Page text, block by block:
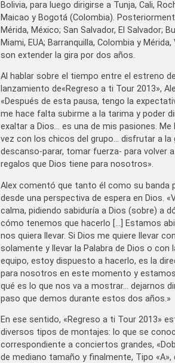
Bolivia, para luego dirigirse a Tunja, Cali,
Maicao y Bogotá (Colombia).
Mérida, México; San Salvador, El Salvador;
Miami, EUA; Barranquilla, Colombia y
son extender la gira por dos años.
Al hablar sobre el tiempo entre el estreno
lanzamiento de«Regreso a ti Tour 2013»,
«Después de esta pausa, tengo la
me hace falta subirme a la tarima y poder
exaltar a Dios… es una de mis pasiones.
vez con los chicos del grupo… disfrutar a la
descanso-parar, tomar fuerza- para volver
regalos que Dios tiene para nosotros».
Alex comentó que tanto él como su banda
desde una perspectiva de espera en Dios.
calma, pidiendo sabiduría a Dios (sobre) a
cómo tenemos que hacerlo […] Estamos
nos quiera llevar. Si Dios me quiere llevar
solamente y llevar la Palabra de Dios o con
equipo, estoy dispuesto a hacerlo, es la
para nosotros en este momento y
qué es lo que nos va a mostrar… dejarnos
paso que demos durante estos dos años.»
En ese sentido, «Regreso a ti Tour 2013»
diversos tipos de montajes: lo que se
correspondiente a conciertos grandes,
de mediano tamaño y finalmente, Tipo